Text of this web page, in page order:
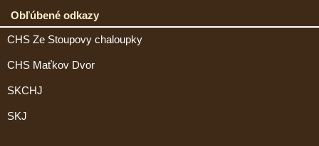
Obľúbené odkazy
CHS Ze Stoupovy chaloupky
CHS Maťkov Dvor
SKCHJ
SKJ